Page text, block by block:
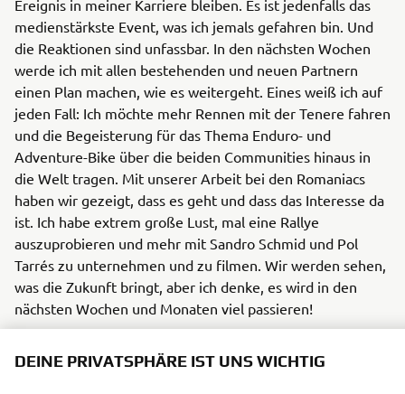
Ereignis in meiner Karriere bleiben. Es ist jedenfalls das
medienstärkste Event, was ich jemals gefahren bin. Und
die Reaktionen sind unfassbar. In den nächsten Wochen
werde ich mit allen bestehenden und neuen Partnern
einen Plan machen, wie es weitergeht. Eines weiß ich auf
jeden Fall: Ich möchte mehr Rennen mit der Tenere fahren
und die Begeisterung für das Thema Enduro- und
Adventure-Bike über die beiden Communities hinaus in
die Welt tragen. Mit unserer Arbeit bei den Romaniacs
haben wir gezeigt, dass es geht und dass das Interesse da
ist. Ich habe extrem große Lust, mal eine Rallye
auszuprobieren und mehr mit Sandro Schmid und Pol
Tarrés zu unternehmen und zu filmen. Wir werden sehen,
was die Zukunft bringt, aber ich denke, es wird in den
nächsten Wochen und Monaten viel passieren!
DEINE PRIVATSPHÄRE IST UNS WICHTIG